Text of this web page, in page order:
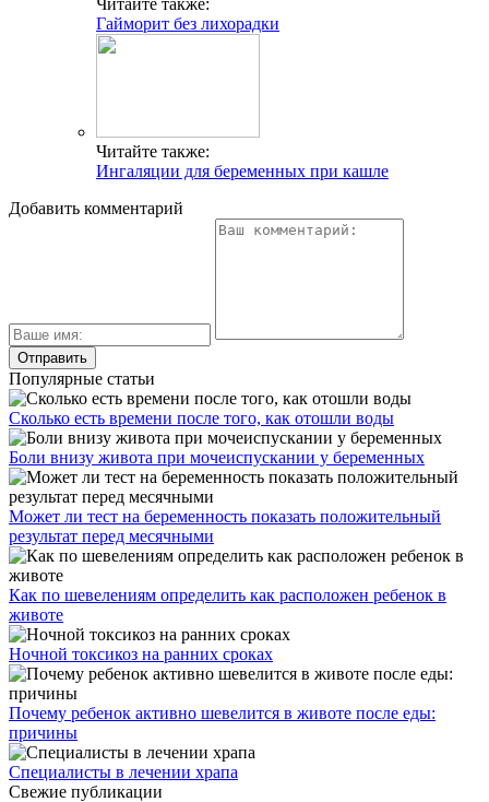
Гайморит без лихорадки
Читайте также:
Ингаляции для беременных при кашле
Добавить комментарий
Популярные статьи
Сколько есть времени после того, как отошли воды
Боли внизу живота при мочеиспускании у беременных
Может ли тест на беременность показать положительный
результат перед месячными
Как по шевелениям определить как расположен ребенок в
животе
Ночной токсикоз на ранних сроках
Почему ребенок активно шевелится в животе после еды:
причины
Специалисты в лечении храпа
Свежие публикации